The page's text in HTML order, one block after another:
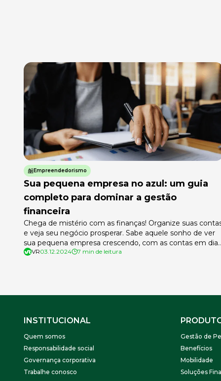
Empreendedorismo
Sua pequena empresa no azul: um guia
completo para dominar a gestão
financeira
Chega de mistério com as finanças! Organize suas
e veja seu negócio prosperar. Sabe aquele sonho de ver
sua pequena empresa crescendo, com as contas em dia
e você tranquilo para tomar decisões importantes? A
VR03.12.2024 7 min de leitura
INSTITUCIONAL
Quem somos
Responsabilidade social
Governança corporativa
Trabalhe conosco
Gestão de
Benefícios
Mobilidade
Soluções